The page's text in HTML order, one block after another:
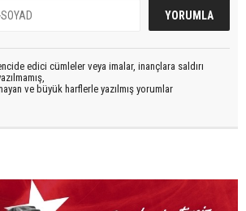
edici cümleler veya imalar, inançlara saldırı
ve büyük harflerle yazılmış yorumlar